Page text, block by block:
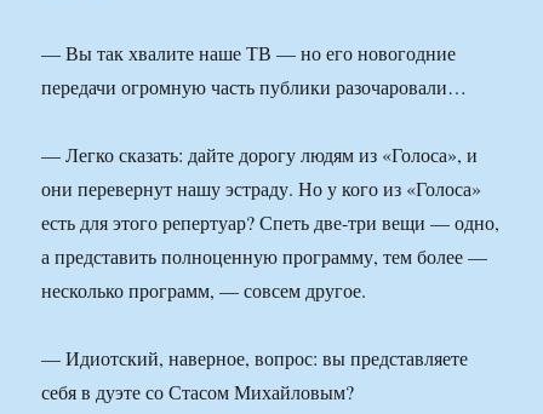
— Вы так хвалите наше ТВ — но его новогодние
передачи огромную часть публики разочаровали…
— Легко сказать: дайте дорогу людям из «Голоса», и
они перевернут нашу эстраду. Но у кого из «Голоса»
есть для этого репертуар? Спеть две-три вещи — одно,
а представить полноценную программу, тем более —
несколько программ, — совсем другое.
— Идиотский, наверное, вопрос: вы представляете
себя в дуэте со Стасом Михайловым?